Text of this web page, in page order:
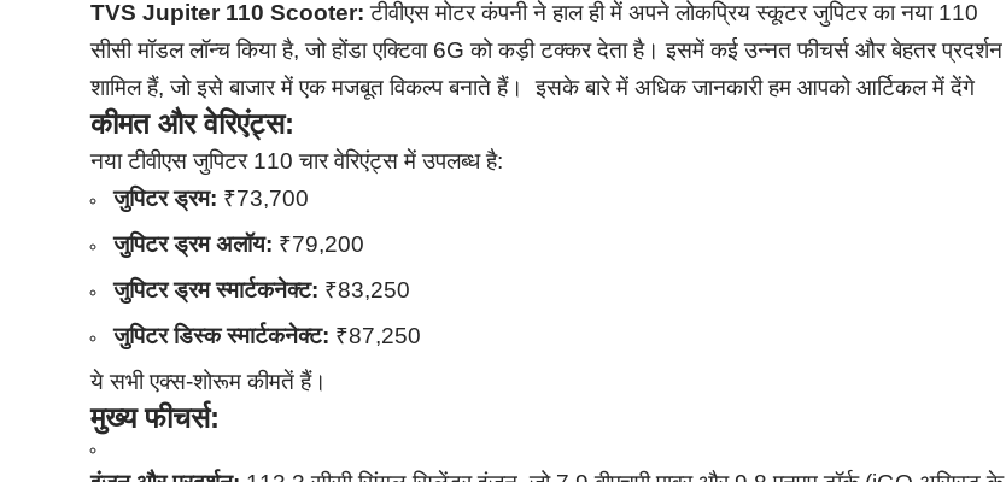
TVS Jupiter 110 Scooter:टीवीएस मोटर कंपनी ने हाल ही में अपने लोकप्रिय स्कूटर जुपिटर का नया 110
सीसी मॉडल लॉन्च किया है, जो होंडा एक्टिवा 6G को कड़ी टक्कर देता है। इसमें कई उन्नत फीचर्स और बेहतर प्रदर्शन
शामिल हैं, जो इसे बाजार में एक मजबूत विकल्प बनाते हैं। इसके बारे में अधिक जानकारी हम आपको आर्टिकल में देंगे
कीमत और वेरिएंट्स:
नया टीवीएस जुपिटर 110 चार वेरिएंट्स में उपलब्ध है:
जुपिटर ड्रम: ₹73,700
जुपिटर ड्रम अलॉय: ₹79,200
जुपिटर ड्रम स्मार्टकनेक्ट: ₹83,250
जुपिटर डिस्क स्मार्टकनेक्ट: ₹87,250
ये सभी एक्स-शोरूम कीमतें हैं।
मुख्य फीचर्स: